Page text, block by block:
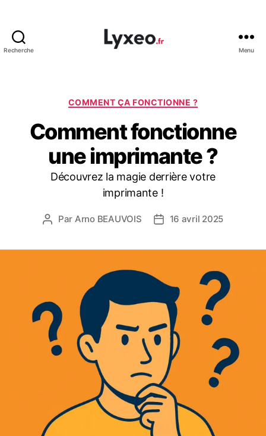
Recherche Menu
Catégories
COMMENT ÇA FONCTIONNE ?
Comment fonctionne
une imprimante ?
Découvrez la magie derrière votre
imprimante !
Auteur
Par Arno BEAUVOIS
Date16 avril 2025